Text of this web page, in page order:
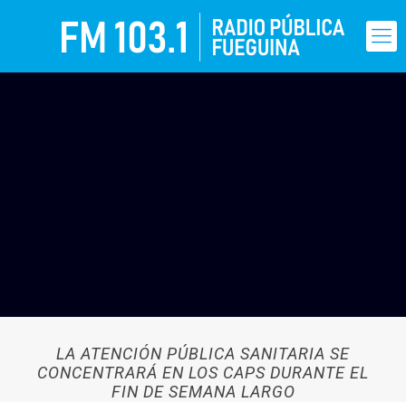
LA ATENCIÓN PÚBLICA SANITARIA SE
CONCENTRARÁ EN LOS CAPS DURANTE EL
FIN DE SEMANA LARGO